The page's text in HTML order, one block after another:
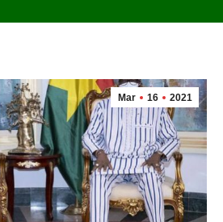
Mar 16 2021